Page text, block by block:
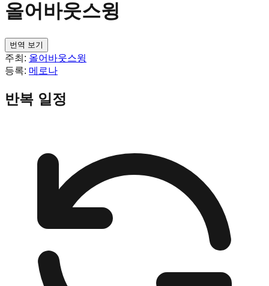
올어바웃스윙
번역 보기
주최: 올어바웃스윙
등록: 메로나
반복 일정